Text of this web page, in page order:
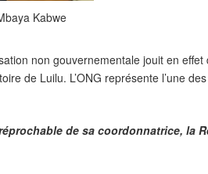
Kabwe
non gouvernementale jouit en
de Luilu. L’ONG représente l’une
de sa coordonnatrice, la